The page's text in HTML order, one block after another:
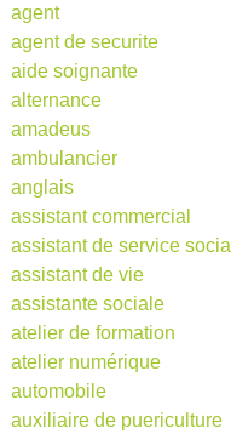
agent
agent de securite
aide soignante
alternance
amadeus
ambulancier
anglais
assistant commercial
assistant de service social
assistant de vie
assistante sociale
atelier de formation
atelier numérique
automobile
auxiliaire de puericulture